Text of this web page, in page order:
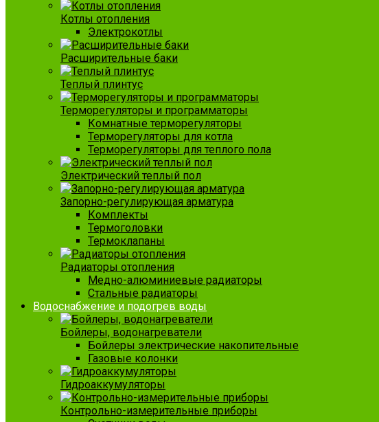
Котлы отопления
Электрокотлы
Расширительные баки
Теплый плинтус
Терморегуляторы и программаторы
Комнатные терморегуляторы
Терморегуляторы для котла
Терморегуляторы для теплого пола
Электрический теплый пол
Запорно-регулирующая арматура
Комплекты
Термоголовки
Термоклапаны
Радиаторы отопления
Медно-алюминиевые радиаторы
Стальные радиаторы
Водоснабжение и подогрев воды
Бойлеры, водонагреватели
Бойлеры электрические накопительные
Газовые колонки
Гидроаккумуляторы
Контрольно-измерительные приборы